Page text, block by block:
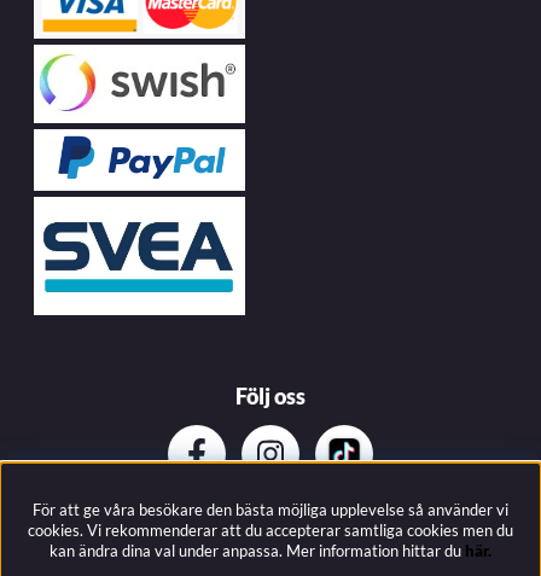
Följ oss
Prenumerera på vårat nyhetsbrev
För att ge våra besökare den bästa möjliga upplevelse så använder vi
cookies. Vi rekommenderar att du accepterar samtliga cookies men du
kan ändra dina val under anpassa. Mer information hittar du här.